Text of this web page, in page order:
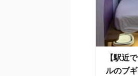
【駅近
ルのブ